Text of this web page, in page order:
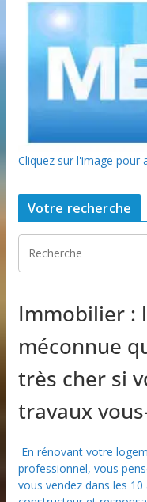
Cliquez sur l'image pour
Votre recherche
Immobilier :
méconnue
très cher si
travaux
En rénovant votre
professionnel, vous
vous vendez dans les